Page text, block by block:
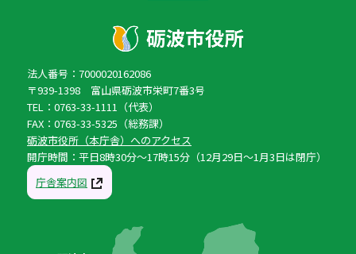
法人番号：7000020162086
〒939-1398 富山県砺波市栄町7番3号
TEL：0763-33-1111（代表）
FAX：0763-33-5325（総務課）
砺波市役所（本庁舎）へのアクセス
開庁時間：平日8時30分〜17時15分（12月29日〜1月3日は閉庁）
庁舎案内図